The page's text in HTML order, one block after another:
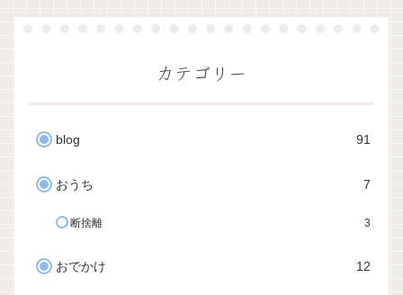
カテゴリー
blog 91
おうち 7
断捨離 3
おでかけ 12